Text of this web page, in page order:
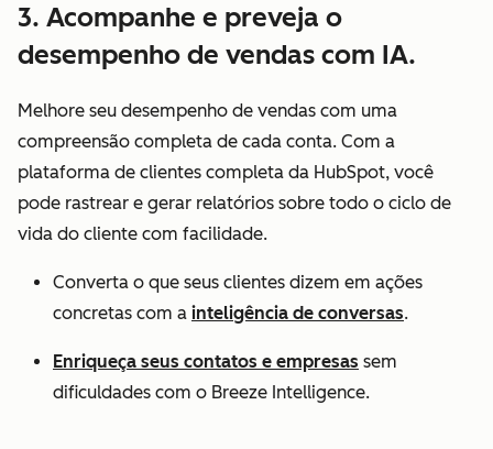
3. Acompanhe e preveja o
desempenho de vendas com IA.
Melhore seu desempenho de vendas com uma
compreensão completa de cada conta. Com a
plataforma de clientes completa da HubSpot, você
pode rastrear e gerar relatórios sobre todo o ciclo de
vida do cliente com facilidade.
Converta o que seus clientes dizem em ações
concretas com a inteligência de conversas.
Enriqueça seus contatos e empresas sem
dificuldades com o Breeze Intelligence.